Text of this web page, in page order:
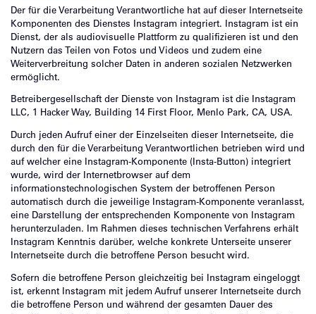
Der für die Verarbeitung Verantwortliche hat auf dieser Internetseite
Komponenten des Dienstes Instagram integriert. Instagram ist ein
Dienst, der als audiovisuelle Plattform zu qualifizieren ist und den
Nutzern das Teilen von Fotos und Videos und zudem eine
Weiterverbreitung solcher Daten in anderen sozialen Netzwerken
ermöglicht.
Betreibergesellschaft der Dienste von Instagram ist die Instagram
LLC, 1 Hacker Way, Building 14 First Floor, Menlo Park, CA, USA.
Durch jeden Aufruf einer der Einzelseiten dieser Internetseite, die
durch den für die Verarbeitung Verantwortlichen betrieben wird und
auf welcher eine Instagram-Komponente (Insta-Button) integriert
wurde, wird der Internetbrowser auf dem
informationstechnologischen System der betroffenen Person
automatisch durch die jeweilige Instagram-Komponente veranlasst,
eine Darstellung der entsprechenden Komponente von Instagram
herunterzuladen. Im Rahmen dieses technischen Verfahrens erhält
Instagram Kenntnis darüber, welche konkrete Unterseite unserer
Internetseite durch die betroffene Person besucht wird.
Sofern die betroffene Person gleichzeitig bei Instagram eingeloggt
ist, erkennt Instagram mit jedem Aufruf unserer Internetseite durch
die betroffene Person und während der gesamten Dauer des